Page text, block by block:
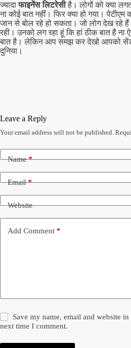
ज्यादाफाइनेंस लिटरेसीहै। लोगों को क्या
ना कोई बात नहीं। फिर क्या हो गया। पेटीएम
जान से बोल रहे हो सकता। जो लोग देख रहे
रही। उनको लग रहा हूं कि हां ठीक बात है ना
बात है। लेकिन आप समझ कर देखो आपको सेंड
दुनिया।
Leave a Reply
Your email address will not be published.
Name*
Email*
Website
Add Comment *
Save my name, email and website
next time I comment.